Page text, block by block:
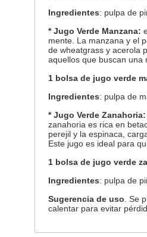
Ingredientes: pulpa de
* Jugo Verde Manzana:
mente. La manzana y el
de wheatgrass y acerola
aquellos que buscan una
1 bolsa de jugo verde
Ingredientes: pulpa de
* Jugo Verde Zanahoria:
zanahoria es rica en
perejil y la espinaca,
Este jugo es ideal para
1 bolsa de jugo verde
Ingredientes: pulpa de
Sugerencia de uso Se
calentar para evitar